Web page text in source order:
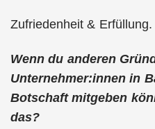
Zufriedenheit & Erfüllung.
Wenn du anderen
Unternehmer:innen in
Botschaft mitgeben
das?